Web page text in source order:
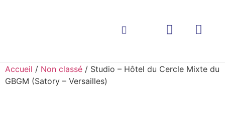
Accueil / Non classé / Studio – Hôtel du Cercle Mixte du
GBGM (Satory – Versailles)